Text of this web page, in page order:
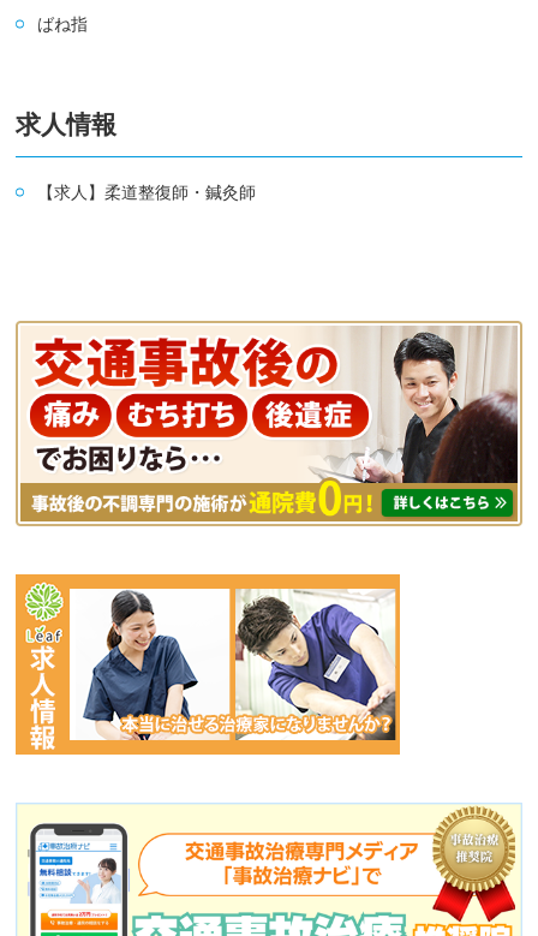
ばね指
求人情報
【求人】柔道整復師・鍼灸師